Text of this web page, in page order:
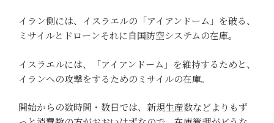
イラン側には、イスラエルの「アイアンドーム」を破る、
ミサイルとドローンそれに自国防空システムの在庫。
イスラエルには、「アイアンドーム」を維持するためと、
イランへの攻撃をするためのミサイルの在庫。
開始からの数時間・数日では、新規生産数などよりもず